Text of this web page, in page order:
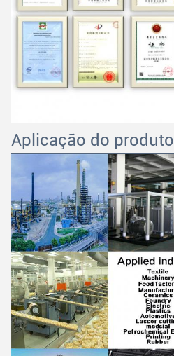
Aplicação do produto